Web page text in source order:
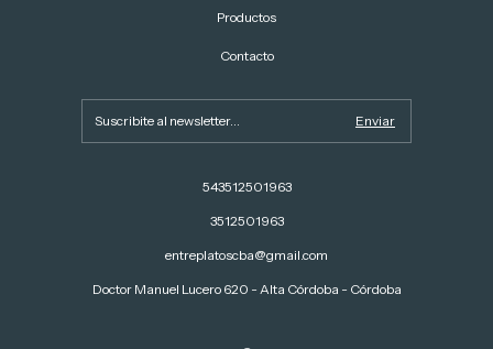
Productos
Contacto
543512501963
3512501963
entreplatoscba@gmail.com
Doctor Manuel Lucero 620 - Alta Córdoba - Córdoba